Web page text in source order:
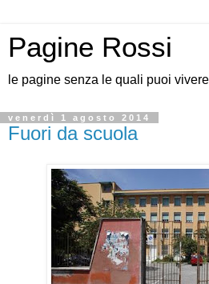
Pagine Rossi
le pagine senza le quali puoi
venerdì 1 agosto 2014
Fuori da scuola